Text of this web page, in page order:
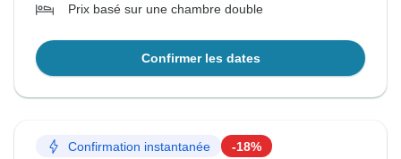
Prix basé sur une chambre double
Confirmer les dates
Confirmation instantanée -18%